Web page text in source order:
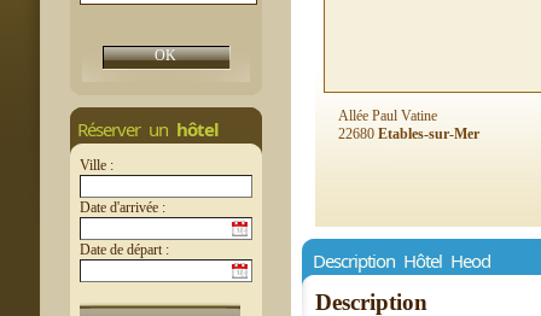
Réserver un hôtel
Ville :
Date d'arrivée :
Date de départ :
Allée Paul Vatine
22680 Etables-sur-Mer
Description Hôtel Heod
Description